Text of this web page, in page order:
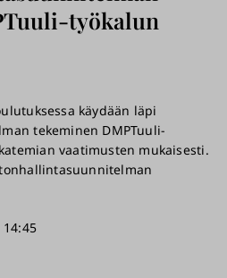
työkalun
käydään läpi
tekeminen DMPTuuli-
vaatimusten mukaisesti.
14:45